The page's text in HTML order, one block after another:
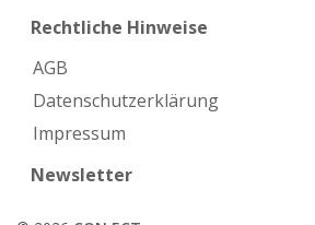
Rechtliche Hinweise
AGB
Datenschutzerklärung
Impressum
Newsletter